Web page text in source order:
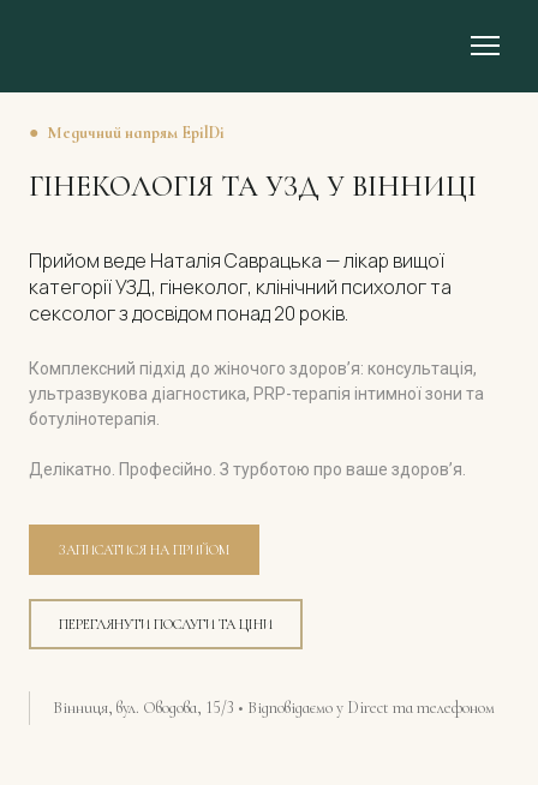
● Медичний напрям EpilDi
ГІНЕКОЛОГІЯ ТА УЗД У ВІННИЦІ
Прийом веде Наталія Саврацька — лікар вищої
категорії УЗД, гінеколог, клінічний психолог та
сексолог з досвідом понад 20 років.
Комплексний підхід до жіночого здоров’я: консультація,
ультразвукова діагностика, PRP-терапія інтимної зони та
ботулінотерапія.
Делікатно. Професійно. З турботою про ваше здоров’я.
ЗАПИСАТИСЯ НА ПРИЙОМ
ПЕРЕГЛЯНУТИ ПОСЛУГИ ТА ЦІНИ
Вінниця, вул. Оводова, 15/3 • Відповідаємо у Direct та телефоном